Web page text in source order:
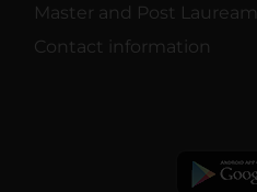
Master and Post Lauream
Contact information